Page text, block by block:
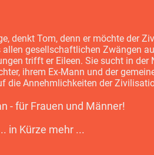
denkt Tom, denn er möchte der
gesellschaftlichen Zwängen
trifft er Eileen. Sie sucht in der
ihrem Ex-Mann und der
die Annehmlichkeiten der
- für Frauen und Männer!
in Kürze mehr ...